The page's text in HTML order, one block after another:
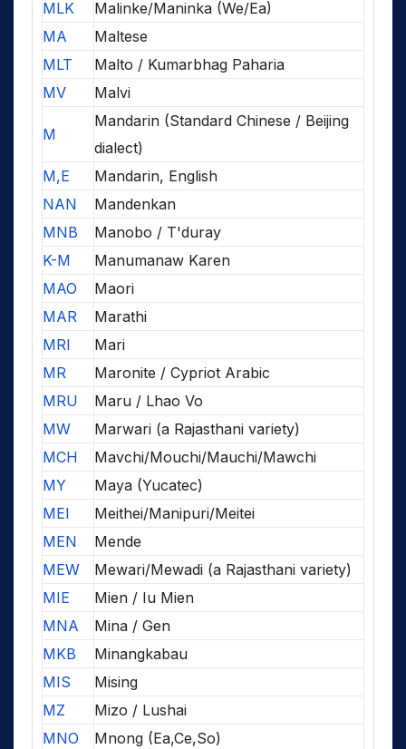
MLK
Malinke/Maninka (We/Ea)
MA
Maltese
MLT
Malto / Kumarbhag Paharia
MV
Malvi
M
Mandarin (Standard Chinese / Beijing
dialect)
M,E
Mandarin, English
NAN
Mandenkan
MNB
Manobo / T'duray
K-M
Manumanaw Karen
MAO
Maori
MAR
Marathi
MRI
Mari
MR
Maronite / Cypriot Arabic
MRU
Maru / Lhao Vo
MW
Marwari (a Rajasthani variety)
MCH
Mavchi/Mouchi/Mauchi/Mawchi
MY
Maya (Yucatec)
MEI
Meithei/Manipuri/Meitei
MEN
Mende
MEW
Mewari/Mewadi (a Rajasthani variety)
MIE
Mien / Iu Mien
MNA
Mina / Gen
MKB
Minangkabau
MIS
Mising
MZ
Mizo / Lushai
MNO
Mnong (Ea,Ce,So)